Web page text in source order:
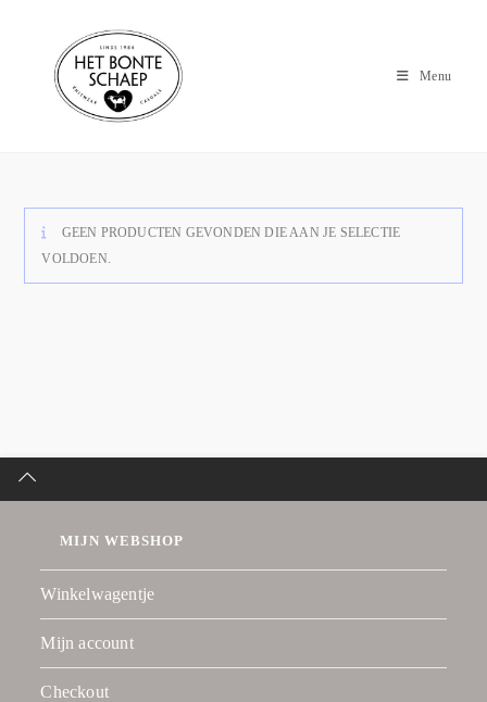
Menu
GEEN PRODUCTEN GEVONDEN DIE AAN JE SELECTIE
VOLDOEN.
MIJN WEBSHOP
Winkelwagentje
Mijn account
Checkout